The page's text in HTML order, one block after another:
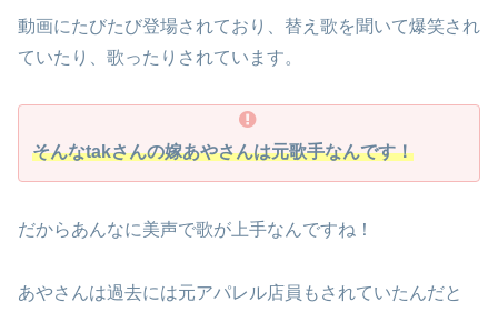
動画にたびたび登場されており、替え歌を聞いて爆笑され
ていたり、歌ったりされています。
そんなtakさんの嫁あやさんは元歌手なんです！
だからあんなに美声で歌が上手なんですね！
あやさんは過去には元アパレル店員もされていたんだと